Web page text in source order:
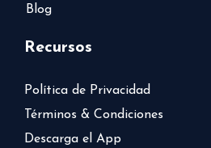
Blog
Recursos
Política de Privacidad
Términos & Condiciones
Descarga el App